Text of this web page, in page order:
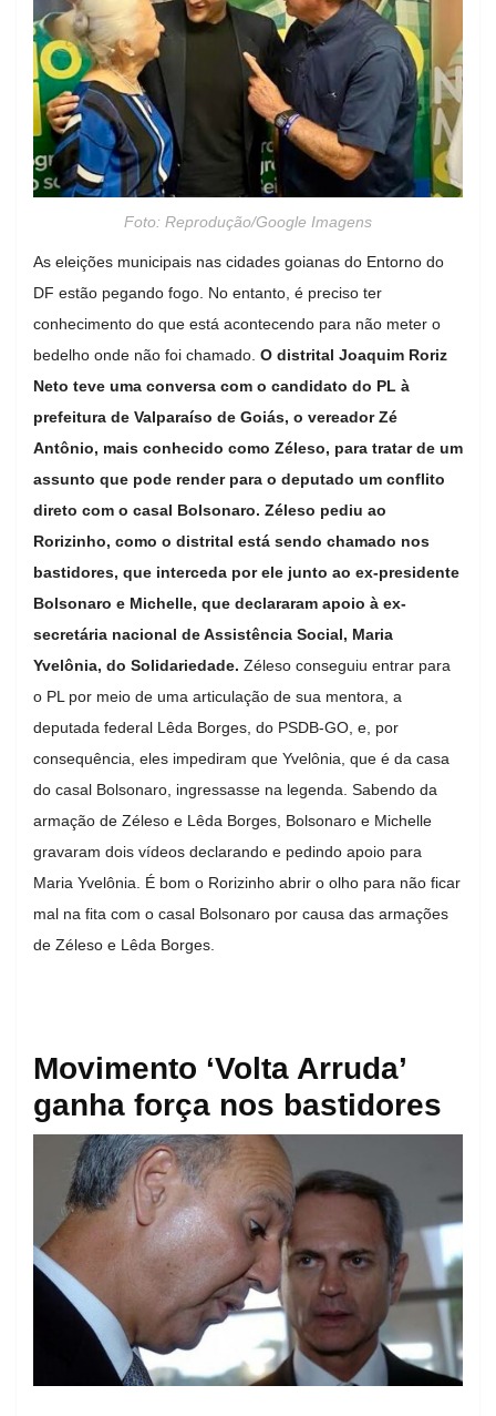
Foto: Reprodução/Google Imagens
As eleições municipais nas cidades goianas do Entorno do
DF estão pegando fogo. No entanto, é preciso ter
conhecimento do que está acontecendo para não meter o
bedelho onde não foi chamado. O distrital Joaquim Roriz
Neto teve uma conversa com o candidato do PL à
prefeitura de Valparaíso de Goiás, o vereador Zé
Antônio, mais conhecido como Zéleso, para tratar de um
assunto que pode render para o deputado um conflito
direto com o casal Bolsonaro. Zéleso pediu ao
Rorizinho, como o distrital está sendo chamado nos
bastidores, que interceda por ele junto ao ex-presidente
Bolsonaro e Michelle, que declararam apoio à ex-
secretária nacional de Assistência Social, Maria
Yvelônia, do Solidariedade. Zéleso conseguiu entrar para
o PL por meio de uma articulação de sua mentora, a
deputada federal Lêda Borges, do PSDB-GO, e, por
consequência, eles impediram que Yvelônia, que é da casa
do casal Bolsonaro, ingressasse na legenda. Sabendo da
armação de Zéleso e Lêda Borges, Bolsonaro e Michelle
gravaram dois vídeos declarando e pedindo apoio para
Maria Yvelônia. É bom o Rorizinho abrir o olho para não ficar
mal na fita com o casal Bolsonaro por causa das armações
de Zéleso e Lêda Borges.
Movimento ‘Volta Arruda’
ganha força nos bastidores